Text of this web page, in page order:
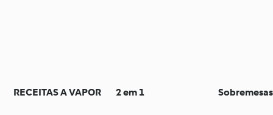
RECEITAS A VAPOR 2 em 1 Sobremesas